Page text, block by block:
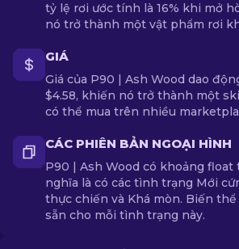
tỷ lệ rơi ước tính là 16% khi mở
nó trở thành một vật phẩm rơi
GIÁ
Giá của P90 | Ash Wood dao
$4.58, khiến nó trở thành một
có thể mua trên nhiều
CÁC PHIÊN BẢN NGOẠI HÌNH
P90 | Ash Wood có khoảng float
nghĩa là có các tình trạng Mới
thực chiến và Khá mòn. Biến
sẵn cho mỗi tình trạng này.